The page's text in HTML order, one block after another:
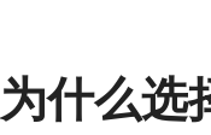
为什么选